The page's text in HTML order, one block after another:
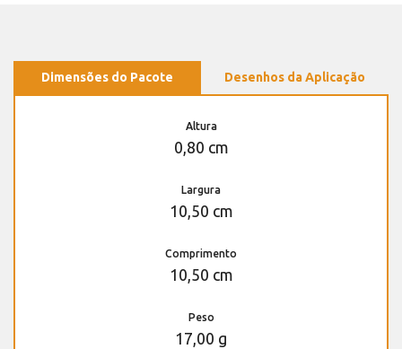
Dimensões do Pacote Desenhos da Aplicação
Altura
0,80 cm
Largura
10,50 cm
Comprimento
10,50 cm
Peso
17,00 g